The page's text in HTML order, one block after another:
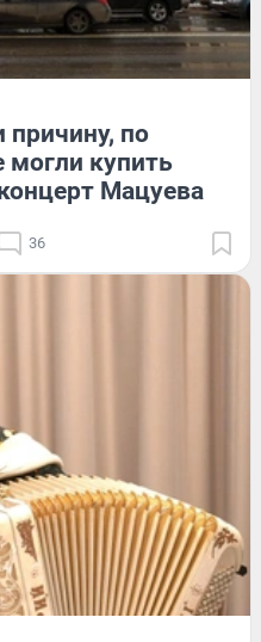
по
купить
Мацуева
36